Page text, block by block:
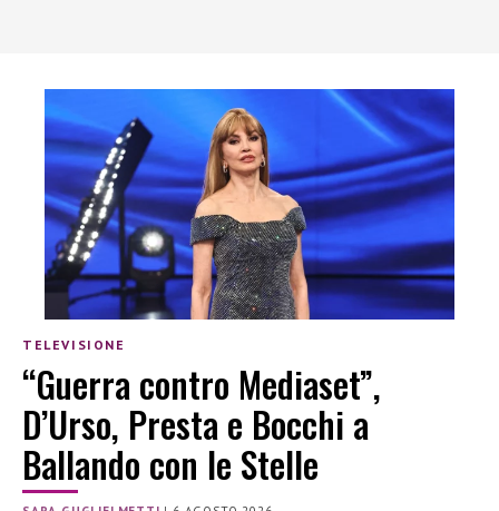
TELEVISIONE
“Guerra contro Mediaset”,
D’Urso, Presta e Bocchi a
Ballando con le Stelle